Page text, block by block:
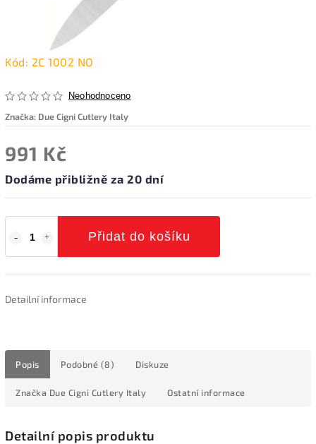
Kód: 2C 1002 NO
Neohodnoceno
Značka: Due Cigni Cutlery Italy
991 Kč
Dodáme přibližně za 20 dní
Přidat do košíku
Detailní informace
Popis Podobné (8) Diskuze
Značka Due Cigni Cutlery Italy Ostatní informace
Detailní popis produktu